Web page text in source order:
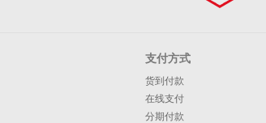
支付方式
货到付款
在线支付
分期付款